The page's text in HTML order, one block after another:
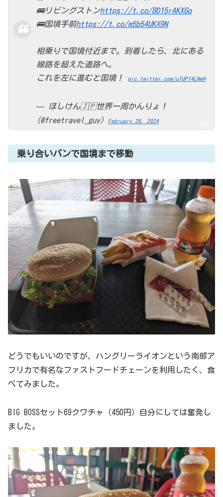
🚌リビングストンhttps://t.co/8D15rAKXGo
🚌国境手前https://t.co/m5b54UKX9N
相乗りで国境付近まで。到着したら、北にある
線路を超えた道路へ。
これを左に進むと国境！
pic.twitter.com/uTdP14LNwH
— ほしけん🇯🇵世界一周かんりょ！
(@freetravel_guy)
February 26, 2024
乗り合いバンで国境まで移動
どうでもいいのですが、ハングリーライオンという南部ア
フリカで有名なファストフードチェーンを利用したく、食
べてみました。
BIG BOSSセット69クワチャ（450円）自分にしては奮発し
ました。